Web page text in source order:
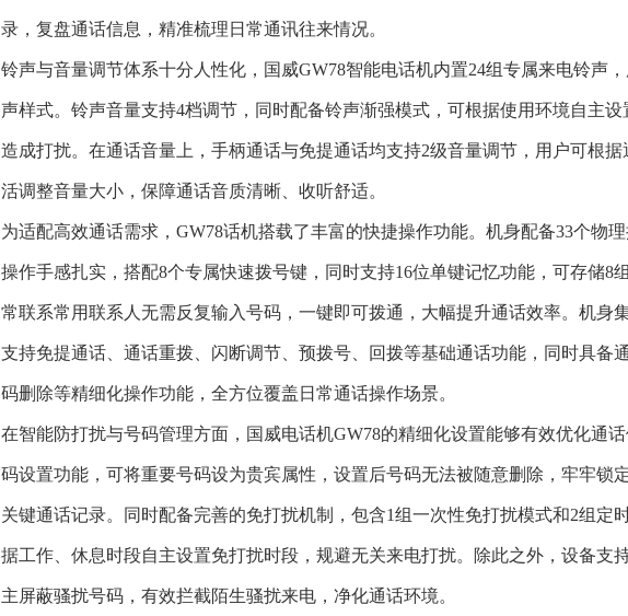
录，复盘通话信息，精准梳理日常通讯往来情况。
铃声与音量调节体系十分人性化，国威GW78智能电话机内置24组专属来电铃声
声样式。铃声音量支持4档调节，同时配备铃声渐强模式，可根据使用环境自主
造成打扰。在通话音量上，手柄通话与免提通话均支持2级音量调节，用户可根据
活调整音量大小，保障通话音质清晰、收听舒适。
为适配高效通话需求， GW78话机搭载了丰富的快捷操作功能。机身配备33个物理
操作手感扎实，搭配8个专属快速拨号键，同时支持16位单键记忆功能，可存储8
常联系常用联系人无需反复输入号码，一键即可拨通，大幅提升通话效率。机身
支持免提通话、通话重拨、闪断调节、预拨号、回拨等基础通话功能，同时具备
码删除等精细化操作功能，全方位覆盖日常通话操作场景。
在智能防打扰与号码管理方面，国威电话机GW78的精细化设置能够有效优化通
码设置功能，可将重要号码设为贵宾属性，设置后号码无法被随意删除，牢牢锁
关键通话记录。同时配备完善的免打扰机制，包含1组一次性免打扰模式和2组定
据工作、休息时段自主设置免打扰时段，规避无关来电打扰。除此之外，设备支
主屏蔽骚扰号码，有效拦截陌生骚扰来电，净化通话环境。